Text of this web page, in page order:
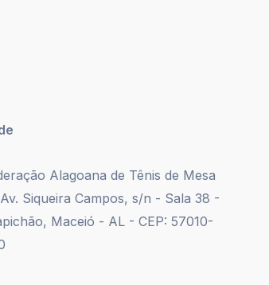
Alagoana de Tênis de Mesa
Av. Siqueira Campos, s/n - Sala 38 -
Maceió - AL - CEP: 57010-